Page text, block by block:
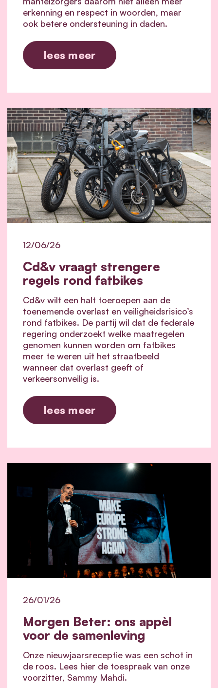
erkenning en respect in woorden, maar
ook betere ondersteuning in daden.
lees meer
Cd&v vraagt strengere
regels rond fatbikes
12/06/26
Cd&v wilt een halt toeroepen aan de
toenemende overlast en veiligheidsrisico’s
rond fatbikes. De partij wil dat de federale
regering onderzoekt welke maatregelen
genomen kunnen worden om fatbikes
meer te weren uit het straatbeeld
wanneer dat overlast geeft of
verkeersonveilig is.
lees meer
Morgen Beter: ons appèl
voor de samenleving
26/01/26
Onze nieuwjaarsreceptie was een schot in
de roos. Lees hier de toespraak van onze
voorzitter, Sammy Mahdi.